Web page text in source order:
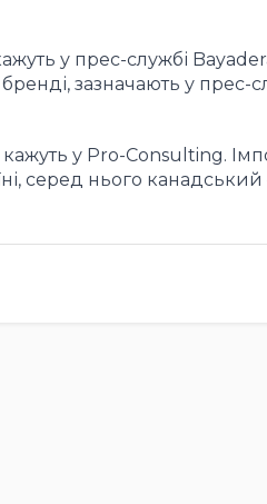
у прес-службі
зазначають у прес-
у Pro-Consulting.
серед нього